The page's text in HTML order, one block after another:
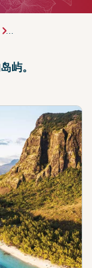
屿。